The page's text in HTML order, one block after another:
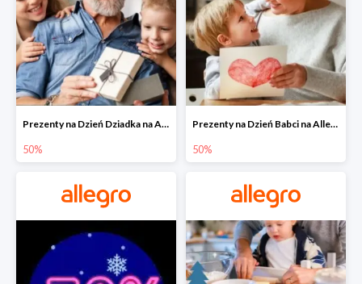
Prezenty na Dzień Dziadka na Allegro do -50%
50%
Prezenty na Dzień Babci na Allegro do -50%
50%